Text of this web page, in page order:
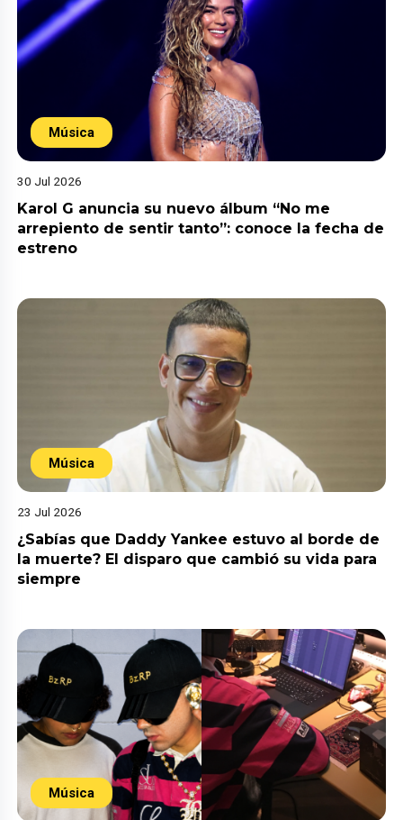
Música
30 Jul 2026
Karol G anuncia su nuevo álbum “No me
arrepiento de sentir tanto”: conoce la fecha de
estreno
Música
23 Jul 2026
¿Sabías que Daddy Yankee estuvo al borde de
la muerte? El disparo que cambió su vida para
siempre
Música